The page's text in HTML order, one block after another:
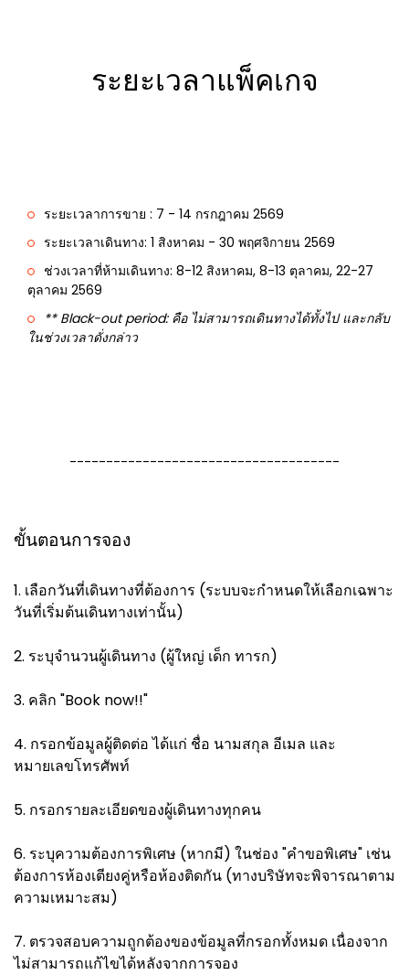
ระยะเวลาแพ็คเกจ
ระยะเวลาการขาย : 7 - 14 กรกฎาคม 2569
ระยะเวลาเดินทาง: 1 สิงหาคม - 30 พฤศจิกายน 2569
ช่วงเวลาที่ห้ามเดินทาง: 8-12 สิงหาคม, 8-13 ตุลาคม, 22-27
ตุลาคม 2569
** Black-out period: คือ ไม่สามารถเดินทางได้ทั้งไป และกลับ
ในช่วงเวลาดั่งกล่าว
-------------------------------------
ขั้นตอนการจอง
1. เลือกวันที่เดินทางที่ต้องการ (ระบบจะกำหนดให้เลือกเฉพาะ
วันที่เริ่มต้นเดินทางเท่านั้น)
2. ระบุจำนวนผู้เดินทาง (ผู้ใหญ่ เด็ก ทารก)
3. คลิก "Book now!!"
4. กรอกข้อมูลผู้ติดต่อ ได้แก่ ชื่อ นามสกุล อีเมล และ
หมายเลขโทรศัพท์
5. กรอกรายละเอียดของผู้เดินทางทุกคน
6. ระบุความต้องการพิเศษ (หากมี) ในช่อง "คำขอพิเศษ" เช่น
ต้องการห้องเตียงคู่หรือห้องติดกัน (ทางบริษัทจะพิจารณาตาม
ความเหมาะสม)
7. ตรวจสอบความถูกต้องของข้อมูลที่กรอกทั้งหมด เนื่องจาก
ไม่สามารถแก้ไขได้หลังจากการจอง